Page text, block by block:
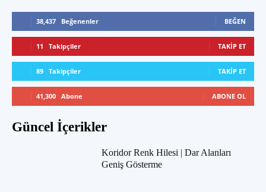
38,437 Beğenenler BEĞEN
11 Takipçiler TAKIP ET
89 Takipçiler TAKIP ET
41,300 Abone ABONE OL
Güncel İçerikler
Koridor Renk Hilesi | Dar Alanları
Geniş Gösterme